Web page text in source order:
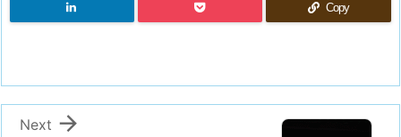
Copy

Next